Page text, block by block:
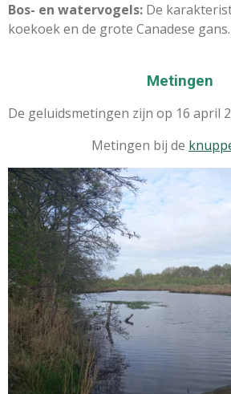
Bos- en watervogels: De
koekoek en de grote Canadese gans.
Metingen
De geluidsmetingen zijn op 16 april
Metingen bij de